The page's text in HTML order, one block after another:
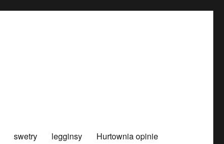
swetry legginsy
Hurtownia opinie